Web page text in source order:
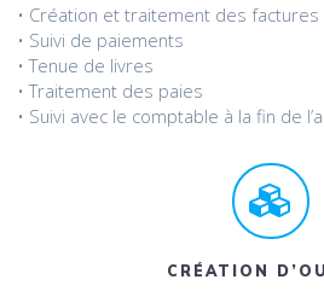
• Création et traitement des factures
• Suivi de paiements
• Tenue de livres
• Traitement des paies
• Suivi avec le comptable à la fin de
CRÉATION